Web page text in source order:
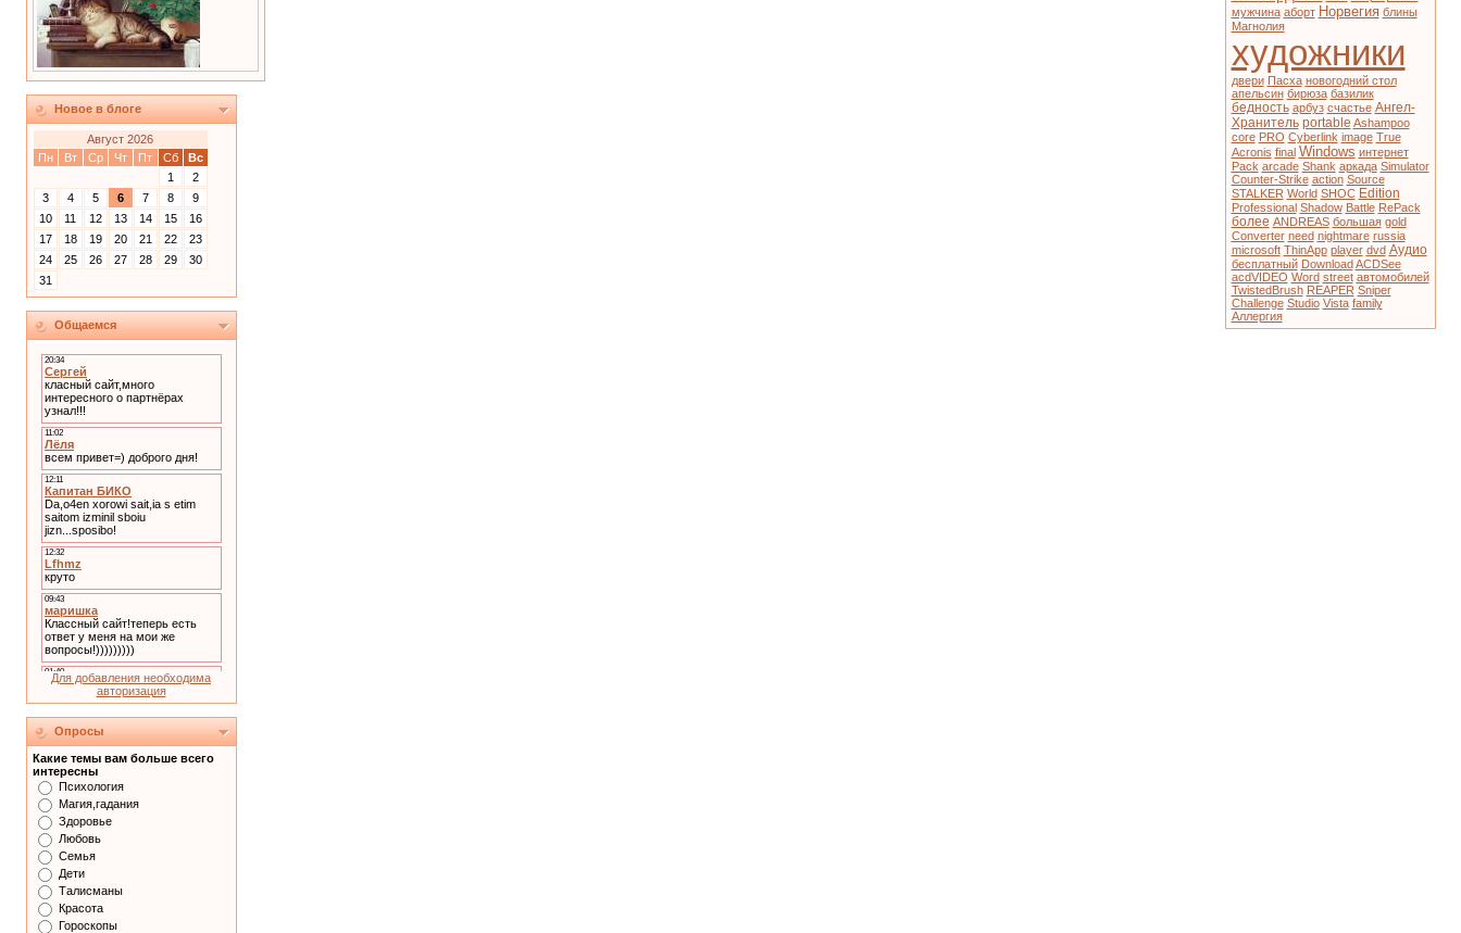
Новое в блоге
Август 2026
Пн
Вт Ср Чт Пт Сб
Вс
1
2
3
4 5 6 7 8
9
10
11 12 13 14 15
16
17
18 19 20 21 22
23
24
25 26 27 28 29
30
31
Общаемся
Для добавления необходима
авторизация
Опросы
Какие темы вам больше всего
интересны
Психология
Магия,гадания
Здоровье
Любовь
Семья
Дети
Талисманы
Красота
Гороскопы
мужчина аборт Норвегия блины
Магнолия
художники
двери Пасха новогодний стол
апельсин бирюза базилик
бедность арбуз счастье Ангел-
Хранитель portable Ashampoo
core PRO Cyberlink image True
Acronis final Windows интернет
Pack arcade Shank аркада Simulator
Counter-Strike action Source
STALKER World SHOC Edition
Professional Shadow Battle RePack
более ANDREAS большая gold
Converter need nightmare russia
microsoft ThinApp player dvd Аудио
бесплатный Download ACDSee
acdVIDEO Word street автомобилей
TwistedBrush REAPER Sniper
Challenge Studio Vista family
Аллергия